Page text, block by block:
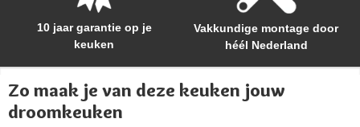
10 jaar garantie op je
keuken
Vakkundige montage door
héél Nederland
Zo maak je van deze keuken jouw
droomkeuken